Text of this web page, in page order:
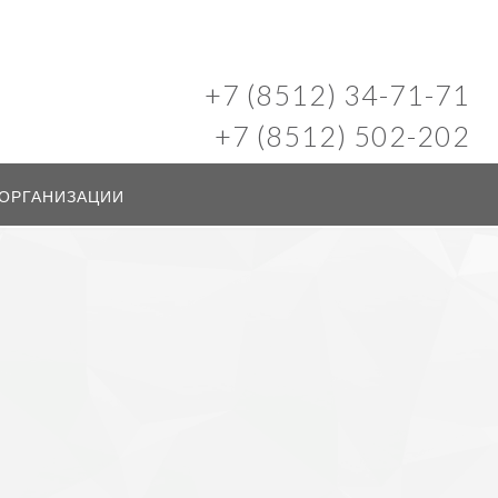
+7 (8512) 34-71-71
+7 (8512) 502-202